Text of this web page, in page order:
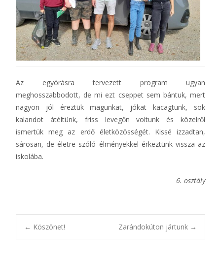
Az egyórásra tervezett program ugyan
meghosszabbodott, de mi ezt cseppet sem bántuk, mert
nagyon jól éreztük magunkat, jókat kacagtunk, sok
kalandot átéltünk, friss levegőn voltunk és közelről
ismertük meg az erdő életközösségét. Kissé izzadtan,
sárosan, de életre szóló élményekkel érkeztünk vissza az
iskolába.
6. osztály
Post
← Köszönet! Zarándokúton jártunk →